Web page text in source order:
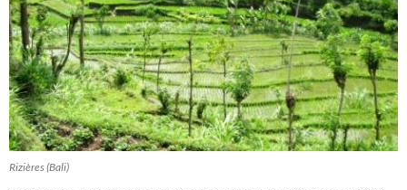
Rizières (Bali)